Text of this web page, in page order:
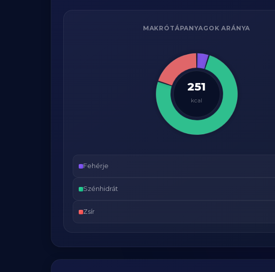
MAKRÓTÁPANYAGOK ARÁNYA
251
kcal
Fehérje
Szénhidrát
Zsír